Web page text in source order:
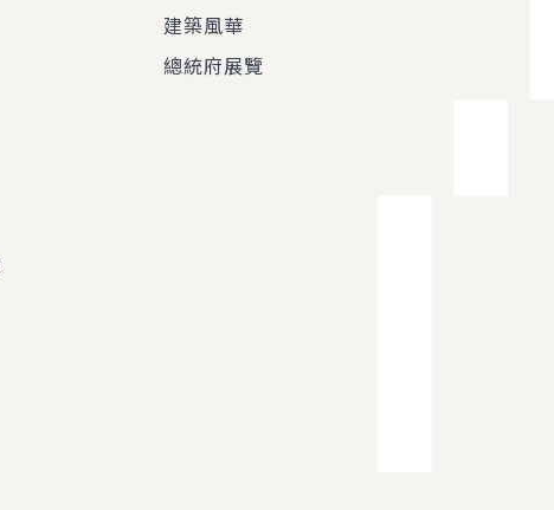
建築風華
總統府展覽